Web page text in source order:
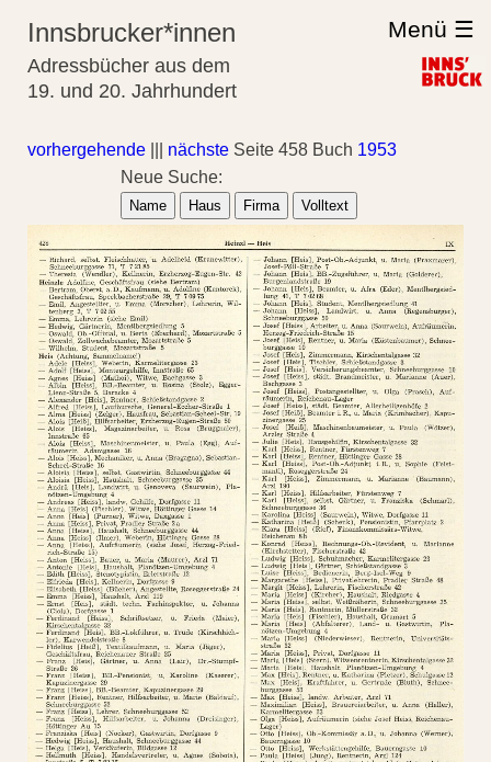
Innsbrucker*innen
Adressbücher aus dem
19. und 20. Jahrhundert
Menü ☰
vorhergehende nächste Seite 458 Buch 1953
Neue Suche:
Name Haus Firma Volltext